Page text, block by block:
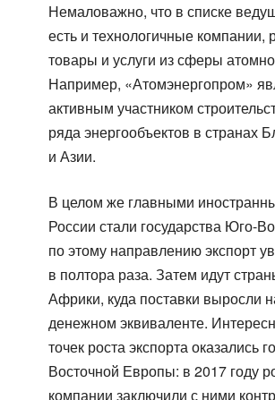
Немаловажно, что в списке
есть и технологичные
товары и услуги из сферы
Например, «Атомэнергопром»
активным участником
ряда энергообъектов в странах
и Азии.
В целом же главными
России стали государства Юго-
по этому направлению экспорт
в полтора раза. Затем идут
Африки, куда поставки выросли
денежном эквиваленте.
точек роста экспорта оказались
Восточной Европы: в 2017 году
компании заключили с ними